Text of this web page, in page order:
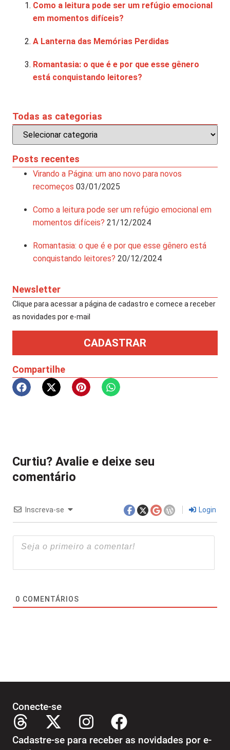
Como a leitura pode ser um refúgio emocional
em momentos difíceis?
A Lanterna das Memórias Perdidas
Romantasia: o que é e por que esse gênero
está conquistando leitores?
Todas as categorias
Posts recentes
Virando a Página: um ano novo para novos
recomeços 03/01/2025
Como a leitura pode ser um refúgio emocional em
momentos difíceis? 21/12/2024
Romantasia: o que é e por que esse gênero está
conquistando leitores? 20/12/2024
Newsletter
Clique para acessar a página de cadastro e comece a receber
as novidades por e-mail​
CADASTRAR
Compartilhe
Curtiu? Avalie e deixe seu
comentário
Inscreva-se Login
0 COMENTÁRIOS
Conecte-se
Cadastre-se para receber as novidades por e-